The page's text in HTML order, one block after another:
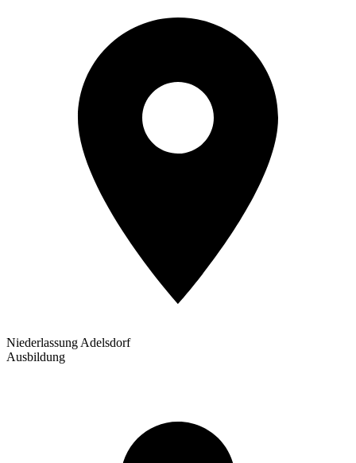
Niederlassung Adelsdorf
Ausbildung